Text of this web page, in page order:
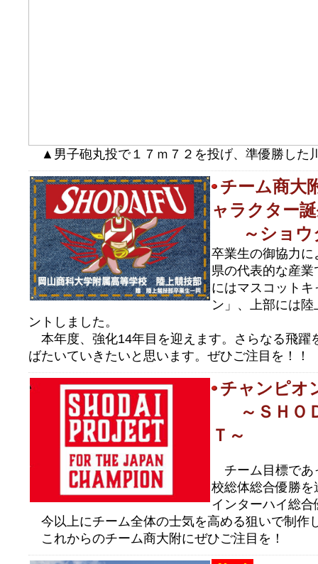
▲男子砲丸投で１７ｍ７２を投げ、準優勝した
チーム商大
ャラクター
～ショウ
卒業生の御協力
県の代表的な産
にはマスコット
ン」、上部には
ントしました。
本年度、強化14年目を迎えます。さらなる飛躍
ばたいていきたいと思います。ぜひご注目を！！
チャンピオ
～ＳＨ
Ｔ～
チーム目標であ
校総体総合優勝
インターハイ総合
今以上にチーム全体の士気を高める狙いで制作
これからのチーム商大附にぜひご注目を！